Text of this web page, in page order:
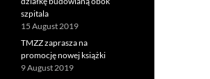
szpitala
15 August 2019
TMZZ zaprasza na
promocję nowej książki
9 August 2019